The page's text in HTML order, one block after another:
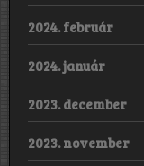
2024. február
2024. január
2023. december
2023. november